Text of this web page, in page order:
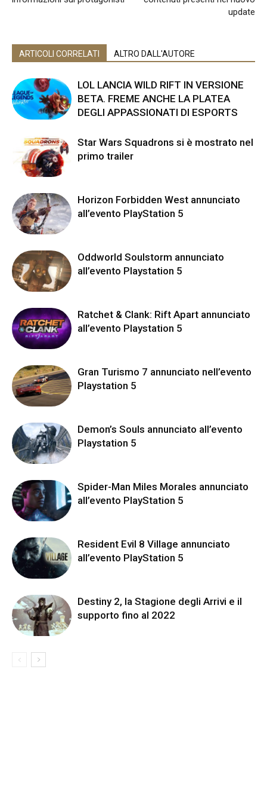
update
ARTICOLI CORRELATI ALTRO DALL'AUTORE
LOL LANCIA WILD RIFT IN VERSIONE
BETA. FREME ANCHE LA PLATEA
DEGLI APPASSIONATI DI ESPORTS
Star Wars Squadrons si è mostrato nel
primo trailer
Horizon Forbidden West annunciato
all’evento PlayStation 5
Oddworld Soulstorm annunciato
all’evento Playstation 5
Ratchet & Clank: Rift Apart annunciato
all’evento Playstation 5
Gran Turismo 7 annunciato nell’evento
Playstation 5
Demon’s Souls annunciato all’evento
Playstation 5
Spider-Man Miles Morales annunciato
all’evento PlayStation 5
Resident Evil 8 Village annunciato
all’evento PlayStation 5
Destiny 2, la Stagione degli Arrivi e il
supporto fino al 2022